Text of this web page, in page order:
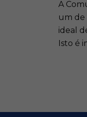
A
um
ideal
Isto é